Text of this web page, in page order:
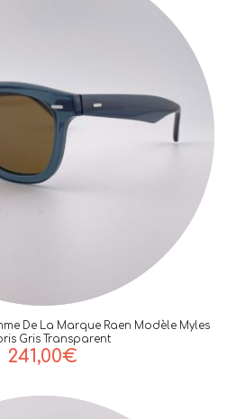
De La Marque Raen Modèle Myles
Gris Transparent
241,00€